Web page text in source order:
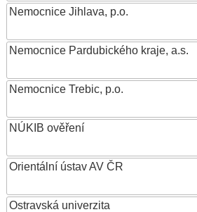
Nemocnice Jihlava, p.o.
Nemocnice Pardubického kraje, a.s.
Nemocnice Trebic, p.o.
NÚKIB ověření
Orientální ústav AV ČR
Ostravská univerzita